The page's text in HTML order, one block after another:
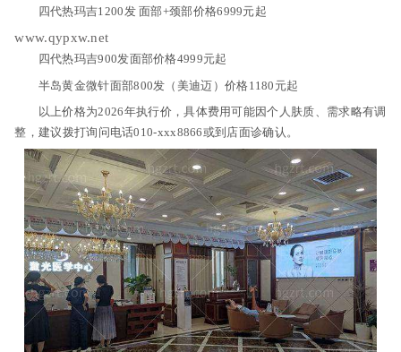
四代热玛吉1200发 面部+颈部价格6999元起
www.qypxw.net
四代热玛吉900发面部价格4999元起
半岛黄金微针面部800发（美迪迈）价格1180元起
以上价格为2026年执行价，具体费用可能因个人肤质、需求略有调
整，建议拨打询问电话010-xxx8866或到店面诊确认。